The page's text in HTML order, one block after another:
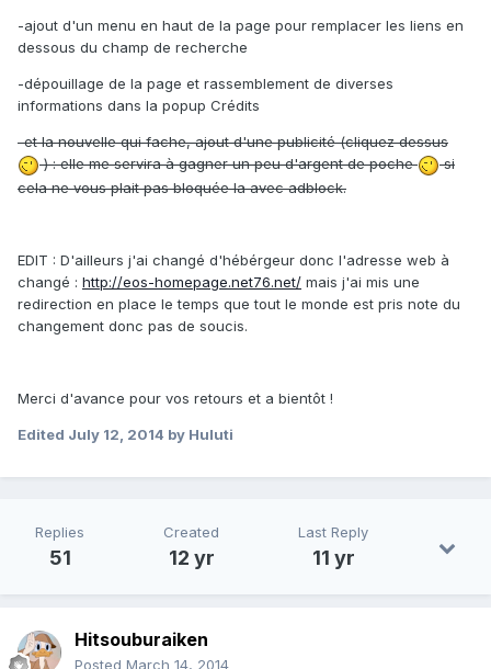
-ajout d'un menu en haut de la page pour remplacer les liens en
dessous du champ de recherche
-dépouillage de la page et rassemblement de diverses
informations dans la popup Crédits
-et la nouvelle qui fache, ajout d'une publicité (cliquez dessus
) : elle me servira à gagner un peu d'argent de poche
si
cela ne vous plait pas bloquée la avec adblock.
EDIT : D'ailleurs j'ai changé d'hébérgeur donc l'adresse web à
changé : http://eos-homepage.net76.net/ mais j'ai mis une
redirection en place le temps que tout le monde est pris note du
changement donc pas de soucis.
Merci d'avance pour vos retours et a bientôt !
Edited July 12, 2014 by Huluti
Replies
51
Created
12 yr
Last Reply
11 yr
Hitsouburaiken
Posted March 14, 2014